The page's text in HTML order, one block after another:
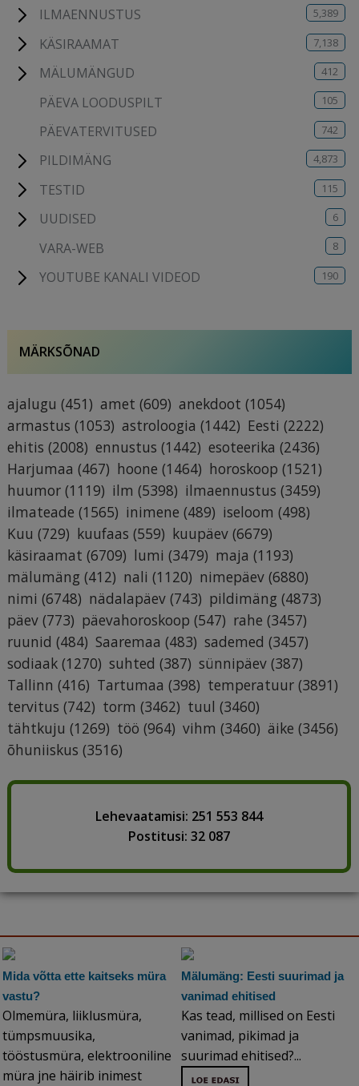
ILMAENNUSTUS 5,389
KÄSIRAAMAT 7,138
MÄLUMÄNGUD 412
PÄEVA LOODUSPILT 105
PÄEVATERVITUSED 742
PILDIMÄNG 4,873
TESTID 115
UUDISED 6
VARA-WEB 8
YOUTUBE KANALI VIDEOD 190
MÄRKSÕNAD
ajalugu (451) amet (609) anekdoot (1054)
armastus (1053) astroloogia (1442) Eesti (2222)
ehitis (2008) ennustus (1442) esoteerika (2436)
Harjumaa (467) hoone (1464) horoskoop (1521)
huumor (1119) ilm (5398) ilmaennustus (3459)
ilmateade (1565) inimene (489) iseloom (498)
Kuu (729) kuufaas (559) kuupäev (6679)
käsiraamat (6709) lumi (3479) maja (1193)
mälumäng (412) nali (1120) nimepäev (6880)
nimi (6748) nädalapäev (743) pildimäng (4873)
päev (773) päevahoroskoop (547) rahe (3457)
ruunid (484) Saaremaa (483) sademed (3457)
sodiaak (1270) suhted (387) sünnipäev (387)
Tallinn (416) Tartumaa (398) temperatuur (3891)
tervitus (742) torm (3462) tuul (3460)
tähtkuju (1269) töö (964) vihm (3460) äike (3456)
õhuniiskus (3516)
Lehevaatamisi: 251 553 844
Postitusi: 32 087
Mida võtta ette kaitseks müra
vastu?
Olmemüra, liiklusmüra,
tümpsmuusika,
tööstusmüra, elektrooniline
müra jne häirib inimest
Mälumäng: Eesti suurimad ja
vanimad ehitised
Kas tead, millised on Eesti
vanimad, pikimad ja
suurimad ehitised?...